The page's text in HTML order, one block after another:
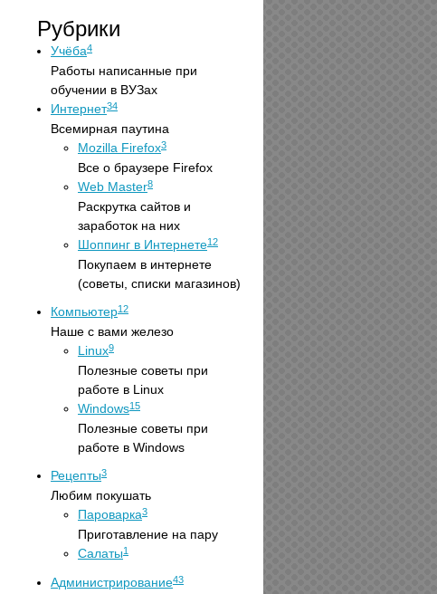
Рубрики
Учёба4
Работы написанные при
обучении в ВУЗах
Интернет34
Всемирная паутина
Mozilla Firefox3
Все о браузере Firefox
Web Master8
Раскрутка сайтов и
заработок на них
Шоппинг в Интернете12
Покупаем в интернете
(советы, списки магазинов)
Компьютер12
Наше с вами железо
Linux9
Полезные советы при
работе в Linux
Windows15
Полезные советы при
работе в Windows
Рецепты3
Любим покушать
Пароварка3
Приготавление на пару
Салаты1
Администрирование43